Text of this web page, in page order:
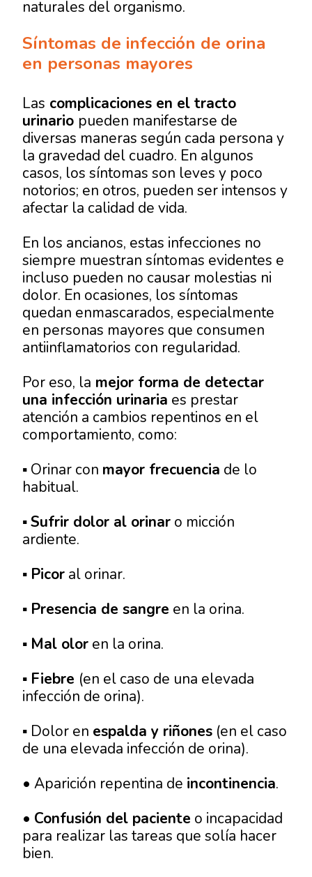
naturales del organismo.
Síntomas de infección de orina
en personas mayores
Las complicaciones en el tracto
urinario pueden manifestarse de
diversas maneras según cada persona y
la gravedad del cuadro. En algunos
casos, los síntomas son leves y poco
notorios; en otros, pueden ser intensos y
afectar la calidad de vida.
En los ancianos, estas infecciones no
siempre muestran síntomas evidentes e
incluso pueden no causar molestias ni
dolor. En ocasiones, los síntomas
quedan enmascarados, especialmente
en personas mayores que consumen
antiinflamatorios con regularidad.
Por eso, la mejor forma de detectar
una infección urinaria es prestar
atención a cambios repentinos en el
comportamiento, como:
▪ Orinar con mayor frecuencia de lo
habitual.
▪Sufrir dolor al orinar o micción
ardiente.
▪ Picor al orinar.
▪ Presencia de sangre en la orina.
▪ Mal olor en la orina.
▪ Fiebre (en el caso de una elevada
infección de orina).
▪ Dolor en espalda y riñones (en el caso
de una elevada infección de orina).
• Aparición repentina de incontinencia.
• Confusión del paciente o incapacidad
para realizar las tareas que solía hacer
bien.